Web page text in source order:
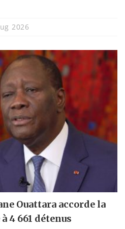
2026
Ouattara accorde la
4 661 détenus